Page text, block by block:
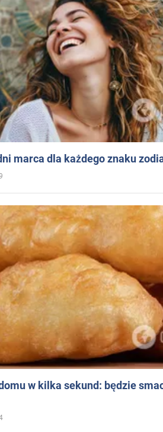
marca dla każdego znaku
w kilka sekund: będzie